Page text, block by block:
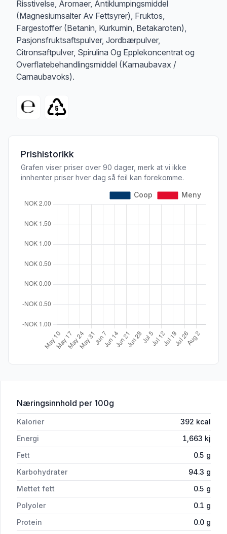
Risstivelse, Aromaer, Antiklumpingsmiddel
(Magnesiumsalter Av Fettsyrer), Fruktos,
Fargestoffer (Betanin, Kurkumin, Betakaroten),
Pasjonsfruktsaftspulver, Jordbærpulver,
Citronsaftpulver, Spirulina Og Epplekoncentrat og
Overflatebehandlingsmiddel (Karnaubavax /
Carnaubavoks).
Prishistorikk
Grafen viser priser over 90 dager, merk at vi ikke
innhenter priser hver dag så feil kan forekomme.
Næringsinnhold for 'Tic Tac Fruity Mix 18g'
per 100g
Kalorier 392 kcal
Energi
1,663 kj
Fett
0.5 g
Karbohydrater
94.3 g
Mettet fett
0.5 g
Polyoler
0.1 g
Protein
0.0 g